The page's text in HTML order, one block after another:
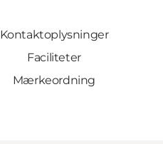
Kontaktoplysninger
Faciliteter
Mærkeordning